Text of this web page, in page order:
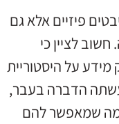
פיזיים אלא גם
לציין כי
על היסטוריית
הדברה בעבר,
מה שמאפשר להם